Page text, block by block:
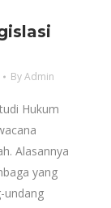
ByAdmin
Hukum
Alasannya
yang
undang